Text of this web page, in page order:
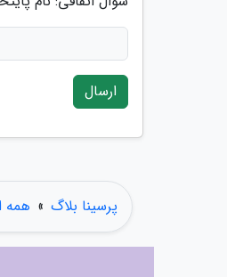
ارسال
پرسینا بلاگ » همه